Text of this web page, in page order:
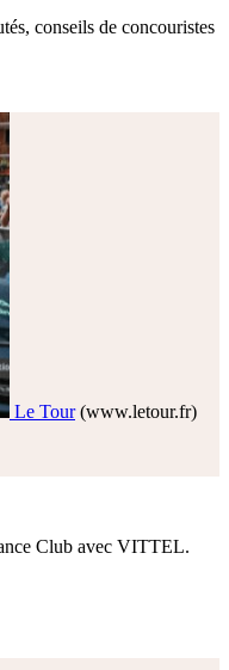
conseils de concouristes
Le Tour (www.letour.fr)
Club avec VITTEL.